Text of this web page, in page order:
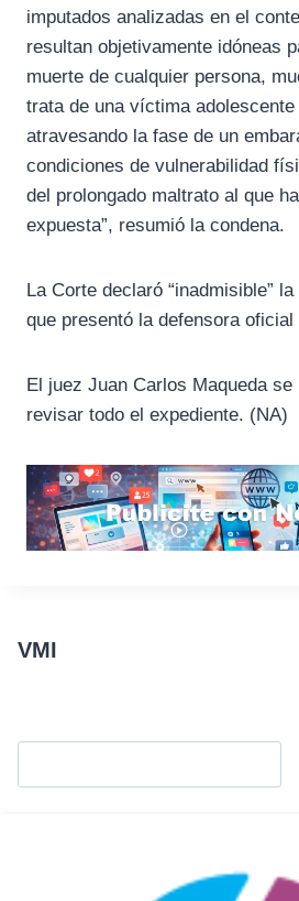
imputados analizadas en el
resultan objetivamente idóneas
muerte de cualquier persona,
trata de una víctima
atravesando la fase de un
condiciones de vulnerabilidad
del prolongado maltrato al que
expuesta”, resumió la condena.
La Corte declaró “inadmisible”
que presentó la defensora
El juez Juan Carlos Maqueda
revisar todo el expediente. (NA)
VMI